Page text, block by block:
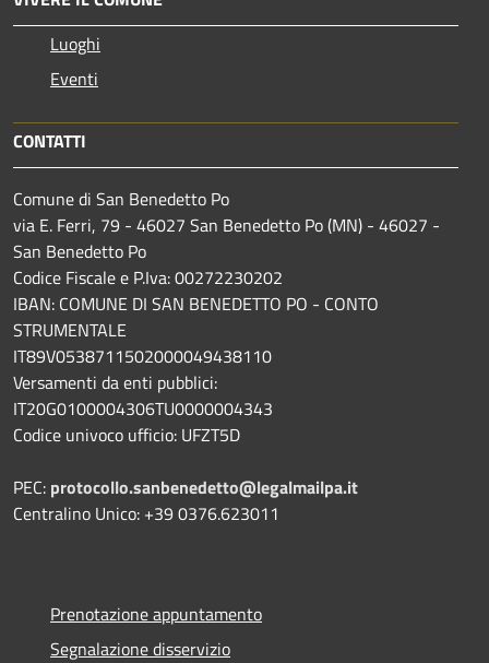
Luoghi
Eventi
CONTATTI
Comune di San Benedetto Po
via E. Ferri, 79 - 46027 San Benedetto Po (MN) - 46027 -
San Benedetto Po
Codice Fiscale e P.Iva: 00272230202
IBAN: COMUNE DI SAN BENEDETTO PO - CONTO
STRUMENTALE
IT89V0538711502000049438110
Versamenti da enti pubblici:
IT20G0100004306TU0000004343
Codice univoco ufficio: UFZT5D
PEC: protocollo.sanbenedetto@legalmailpa.it
Centralino Unico: +39 0376.623011
Prenotazione appuntamento
Segnalazione disservizio